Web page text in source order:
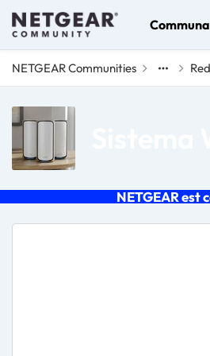
Skip to content
NETGEAR Communities
NETGEAR est